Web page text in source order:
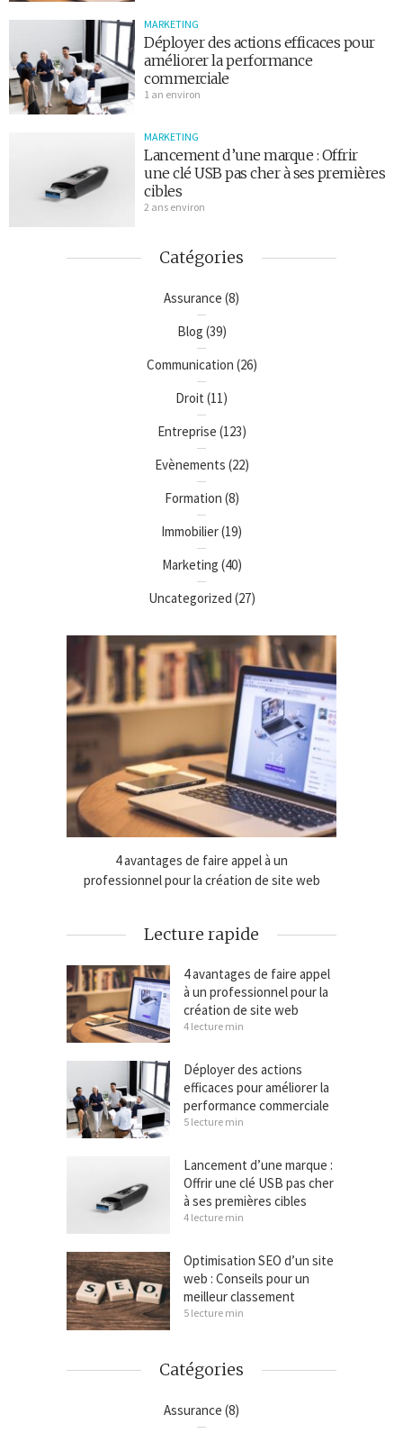
MARKETING
Déployer des actions efficaces pour
améliorer la performance
commerciale
1 an environ
MARKETING
Lancement d’une marque : Offrir
une clé USB pas cher à ses premières
cibles
2 ans environ
Catégories
Assurance (8)
Blog (39)
Communication (26)
Droit (11)
Entreprise (123)
Evènements (22)
Formation (8)
Immobilier(19)
Marketing (40)
Uncategorized (27)
4 avantages de faire appel à un
professionnel pour la création de site web
Lecture rapide
4 avantages de faire appel
à un professionnel pour la
création de site web
4 lecture min
Déployer des actions
efficaces pour améliorer la
performance commerciale
5 lecture min
Lancement d’une marque :
Offrir une clé USB pas cher
à ses premières cibles
4 lecture min
Optimisation SEO d’un site
web : Conseils pour un
meilleur classement
5 lecture min
Catégories
Assurance (8)